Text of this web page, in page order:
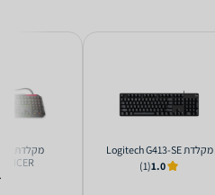
‏מקלדת Logitech G413-SE
1.0
(1)